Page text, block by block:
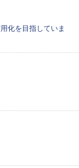
化を目指していま